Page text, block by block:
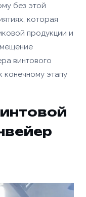
без этой
которая
продукции и
винтового
конечному этапу